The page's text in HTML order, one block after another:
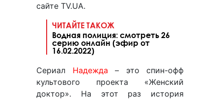
сайте TV.UA.
ЧИТАЙТЕ ТАКОЖ
Водная полиция: смотреть 26
серию онлайн (эфир от
16.02.2022)
Сериал Надежда – это спин-офф
культового проекта «Женский
доктор». На этот раз история